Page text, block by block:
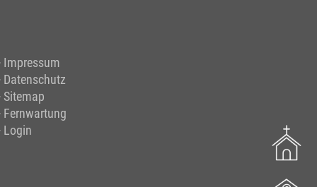
Impressum
Datenschutz
Sitemap
Fernwartung
Login